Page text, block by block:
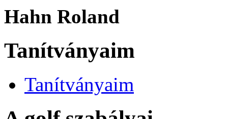
Hahn Roland
Tanítványaim
Tanítványaim